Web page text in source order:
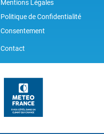
Mentions Légales
Politique de Confidentialité
Consentement
Contact